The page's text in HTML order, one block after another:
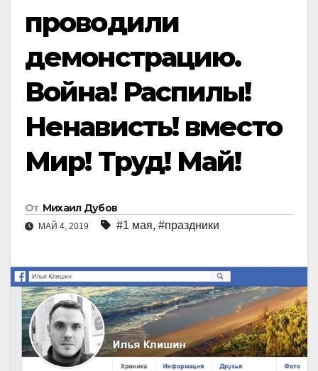
проводили
демонстрацию.
Война! Распилы!
Ненависть! вместо
Мир! Труд! Май!
От Михаил Дубов
МАЙ 4, 2019 #1 мая, #праздники